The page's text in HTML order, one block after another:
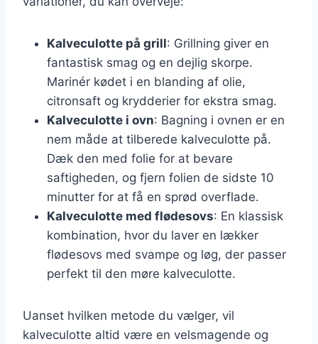
Kalveculotte på grill: Grillning giver en
fantastisk smag og en dejlig skorpe.
Marinér kødet i en blanding af olie,
citronsaft og krydderier for ekstra smag.
Kalveculotte i ovn: Bagning i ovnen er en
nem måde at tilberede kalveculotte på.
Dæk den med folie for at bevare
saftigheden, og fjern folien de sidste 10
minutter for at få en sprød overflade.
Kalveculotte med flødesovs: En klassisk
kombination, hvor du laver en lækker
flødesovs med svampe og løg, der passer
perfekt til den møre kalveculotte.
Uanset hvilken metode du vælger, vil
kalveculotte altid være en velsmagende og